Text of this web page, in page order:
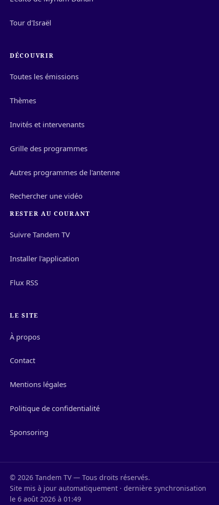
Tour d'Israël
DÉCOUVRIR
Toutes les émissions
Thèmes
Invités et intervenants
Grille des programmes
Autres programmes de l'antenne
Rechercher une vidéo
RESTER AU COURANT
Suivre Tandem TV
Installer l'application
Flux RSS
LE SITE
À propos
Contact
Mentions légales
Politique de confidentialité
Sponsoring
© 2026 Tandem TV — Tous droits réservés.
Site mis à jour automatiquement · dernière synchronisation
le 6 août 2026 à 01:49